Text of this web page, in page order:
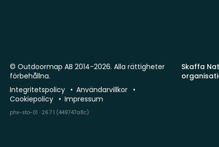
Skaffa
© Outdoormap AB 2014-2026. Alla rättigheter
förbehållna.
Integritetspolicy
Användarvillkor
Cookiepolicy
Impressum
phx-sto-01 · 26.7.1 (449747a8c)